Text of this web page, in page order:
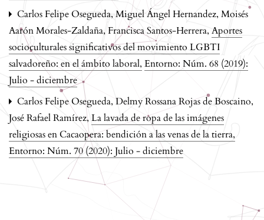
Carlos Felipe Osegueda, Miguel Ángel Hernandez, Moisés
Aarón Morales-Zaldaña, Francisca Santos-Herrera, Aportes
socioculturales significativos del movimiento LGBTI
salvadoreño: en el ámbito laboral, Entorno: Núm. 68 (2019):
Julio - diciembre
Carlos Felipe Osegueda, Delmy Rossana Rojas de Boscaino,
José Rafael Ramírez, La lavada de ropa de las imágenes
religiosas en Cacaopera: bendición a las venas de la tierra,
Entorno: Núm. 70 (2020): Julio - diciembre